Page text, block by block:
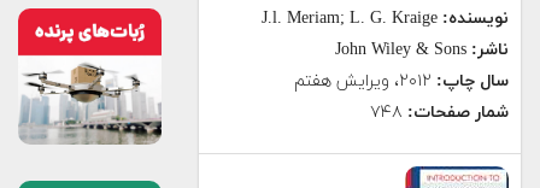
نویسنده: J.l. Meriam; L. G. Kraige
ناشر: John Wiley & Sons
سال چاپ: ۲۰۱۲، ویرایش هفتم
شمار صفحات: ۷۴۸